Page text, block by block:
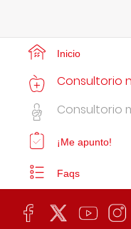
Inicio
Consultorio
Consultorio
¡Me apunto!
Faqs